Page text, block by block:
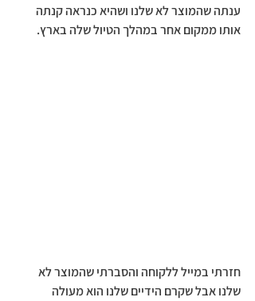
ענתה שהמוצר לא שלנו ושהיא כנראה קנתה
אותו ממקום אחר במהלך הטיול שלה בארץ.
חזרתי במייל ללקוחה והסברתי שהמוצר לא
שלנו אבל שקרם הידיים שלנו הוא מעולה